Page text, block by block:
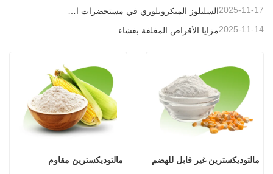
2025-11-17
مزايا الأقراص المغلفة بغشاء2025-11-14
مالتوديكسترين مقاوم مالتوديكسترين غير قابل للهضم